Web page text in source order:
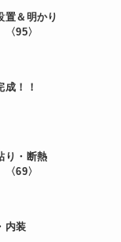
置＆明かり
95〉
成！！
り・断熱
69〉
内装